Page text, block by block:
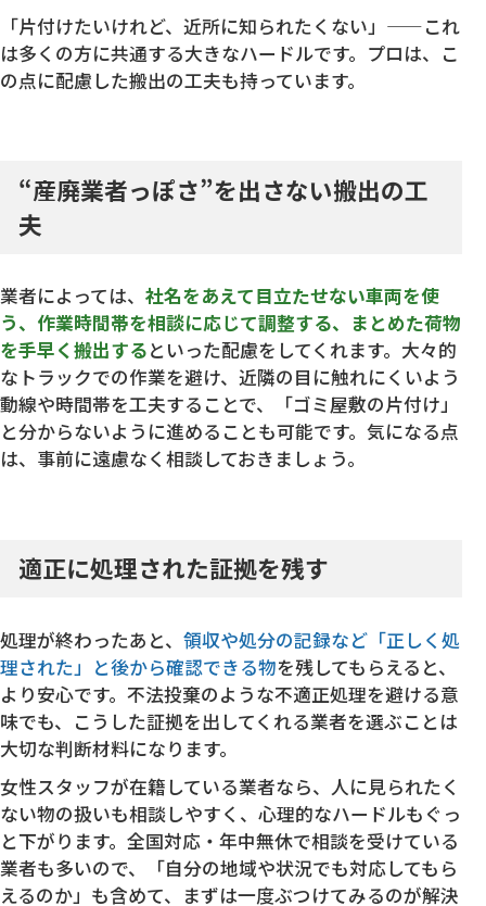
「片付けたいけれど、近所に知られたくない」——これ
は多くの方に共通する大きなハードルです。プロは、こ
の点に配慮した搬出の工夫も持っています。
“産廃業者っぽさ”を出さない搬出の工
夫
業者によっては、 社名をあえて目立たせない車両を使
う、作業時間帯を相談に応じて調整する、まとめた荷物
を手早く搬出するといった配慮をしてくれます。大々的
なトラックでの作業を避け、近隣の目に触れにくいよう
動線や時間帯を工夫することで、「ゴミ屋敷の片付け」
と分からないように進めることも可能です。気になる点
は、事前に遠慮なく相談しておきましょう。
適正に処理された証拠を残す
処理が終わったあと、 領収や処分の記録など「正しく処
理された」と後から確認できる物を残してもらえると、
より安心です。不法投棄のような不適正処理を避ける意
味でも、こうした証拠を出してくれる業者を選ぶことは
大切な判断材料になります。
女性スタッフが在籍している業者なら、人に見られたく
ない物の扱いも相談しやすく、心理的なハードルもぐっ
と下がります。全国対応・年中無休で相談を受けている
業者も多いので、「自分の地域や状況でも対応してもら
えるのか」も含めて、まずは一度ぶつけてみるのが解決